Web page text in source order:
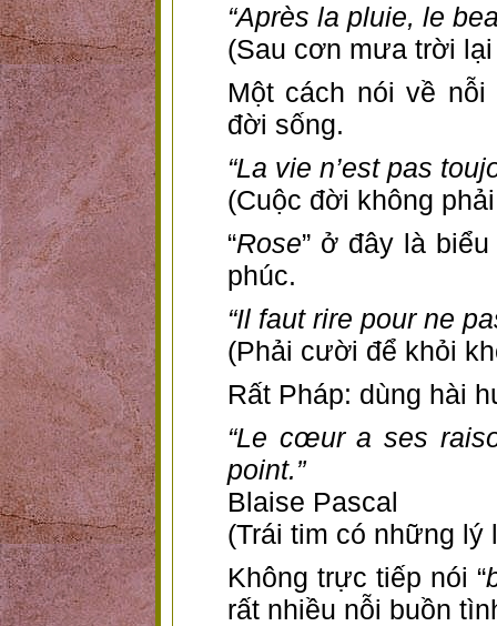
“Après la pluie, le
(Sau cơn mưa trời
Một cách nói về
đời sống.
“La vie n’est pas
(Cuộc đời không
“Rose” ở đây là
phúc.
“Il faut rire pour ne
(Phải cười để khỏi
Rất Pháp: dùng hài
“Le cœur a ses
point.”
Blaise Pascal
(Trái tim có những
Không trực tiếp nói “
rất nhiều nỗi buồn